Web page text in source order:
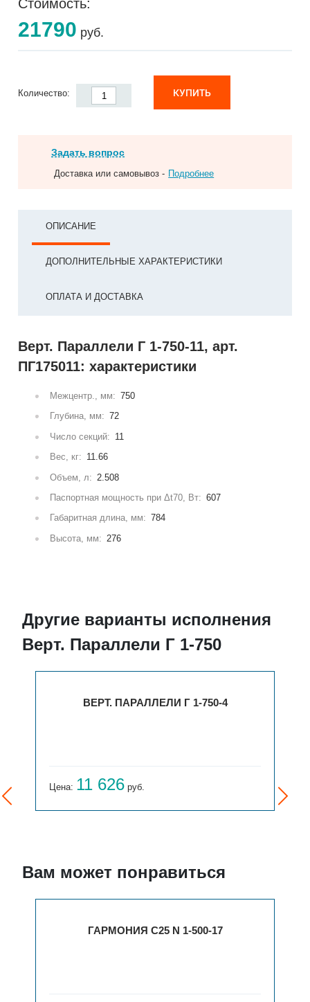
Стоимость:
21790 руб.
Количество: КУПИТЬ
Задать вопрос
Доставка или самовывоз - Подробнее
ОПИСАНИЕ
ДОПОЛНИТЕЛЬНЫЕ ХАРАКТЕРИСТИКИ
ОПЛАТА И ДОСТАВКА
Верт. Параллели Г 1-750-11, арт.
ПГ175011: характеристики
Межцентр., мм: 750
Глубина, мм: 72
Число секций: 11
Вес, кг: 11.66
Объем, л: 2.508
Паспортная мощность при Δt70, Вт: 607
Габаритная длина, мм: 784
Высота, мм: 276
Другие варианты исполнения
Верт. Параллели Г 1-750
ВЕРТ. ПАРАЛЛЕЛИ Г 1-750-4
Цена: 11 626 руб.
Вам может понравиться
ГАРМОНИЯ С25 N 1-500-17